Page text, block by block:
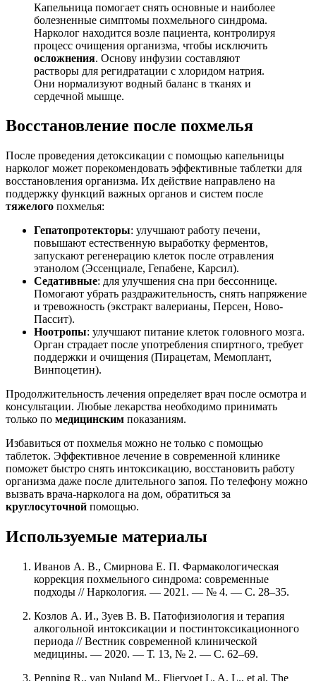
Капельница помогает снять основные и наиболее
болезненные симптомы похмельного синдрома.
Нарколог находится возле пациента, контролируя
процесс очищения организма, чтобы исключить
осложнения. Основу инфузии составляют
растворы для регидратации с хлоридом натрия.
Они нормализуют водный баланс в тканях и
сердечной мышце.
Восстановление после похмелья
После проведения детоксикации с помощью капельницы
нарколог может порекомендовать эффективные таблетки для
восстановления организма. Их действие направлено на
поддержку функций важных органов и систем после
тяжелого похмелья:
Гепатопротекторы: улучшают работу печени,
повышают естественную выработку ферментов,
запускают регенерацию клеток после отравления
этанолом (Эссенциале, Гепабене, Карсил).
Седативные: для улучшения сна при бессоннице.
Помогают убрать раздражительность, снять напряжение
и тревожность (экстракт валерианы, Персен, Ново-
Пассит).
Ноотропы: улучшают питание клеток головного мозга.
Орган страдает после употребления спиртного, требует
поддержки и очищения (Пирацетам, Мемоплант,
Винпоцетин).
Продолжительность лечения определяет врач после осмотра и
консультации. Любые лекарства необходимо принимать
только по медицинским показаниям.
Избавиться от похмелья можно не только с помощью
таблеток. Эффективное лечение в современной клинике
поможет быстро снять интоксикацию, восстановить работу
организма даже после длительного запоя. По телефону можно
вызвать врача-нарколога на дом, обратиться за
круглосуточной помощью.
Используемые материалы
Иванов А. В., Смирнова Е. П. Фармакологическая
коррекция похмельного синдрома: современные
подходы // Наркология. — 2021. — № 4. — С. 28–35.
Козлов А. И., Зуев В. В. Патофизиология и терапия
алкогольной интоксикации и постинтоксикационного
периода // Вестник современной клинической
медицины. — 2020. — Т. 13, № 2. — С. 62–69.
Penning R., van Nuland M., Fliervoet L. A. L., et al. The